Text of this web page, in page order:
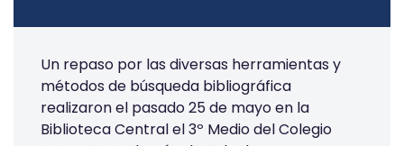
Un repaso por las diversas herramientas y
métodos de búsqueda bibliográfica
realizaron el pasado 25 de mayo en la
Biblioteca Central el 3º Medio del Colegio